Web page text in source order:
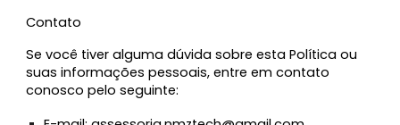
Contato
Se você tiver alguma dúvida sobre esta Política ou
suas informações pessoais, entre em contato
conosco pelo seguinte: